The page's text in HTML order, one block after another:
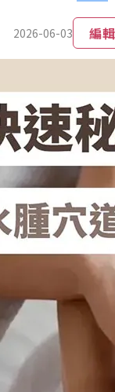
2026-06-03 編